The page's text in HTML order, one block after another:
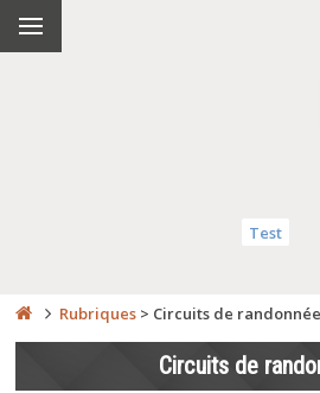
Test
Rubriques > Circuits de
Circuits de